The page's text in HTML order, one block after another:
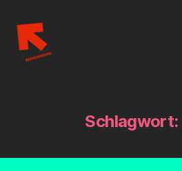
Schlagwort: